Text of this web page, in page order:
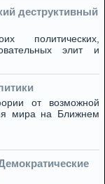
деструктивный
политических,
элит и
от возможной
мира на Ближнем